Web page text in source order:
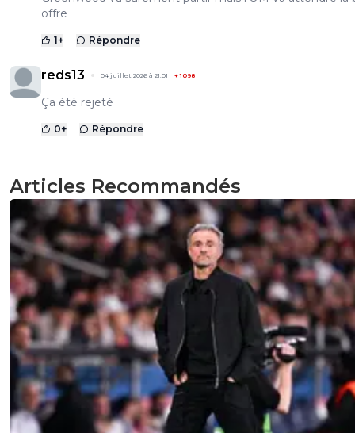
offre
1+ Répondre
reds13 04 juillet 2026 à 21:01 +1098
Ça été rejeté
0+ Répondre
Articles Recommandés